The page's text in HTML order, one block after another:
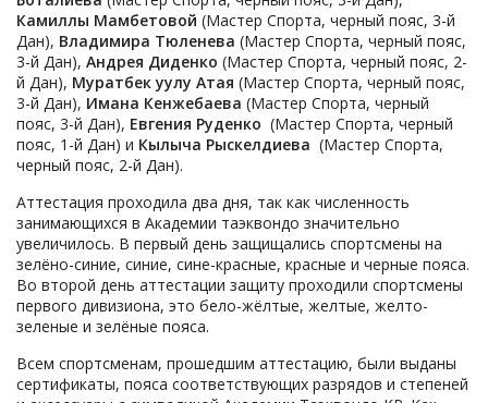
Камиллы Мамбетовой (Мастер Спорта, черный пояс, 3-й
Дан), Владимира Тюленева (Мастер Спорта, черный пояс,
3-й Дан), Андрея Диденко (Мастер Спорта, черный пояс, 2-
й Дан), Муратбек уулу Атая (Мастер Спорта, черный пояс,
3-й Дан), Имана Кенжебаева (Мастер Спорта, черный
пояс, 3-й Дан), Евгения Руденко (Мастер Спорта, черный
пояс, 1-й Дан) и Кылыча Рыскелдиева (Мастер Спорта,
черный пояс, 2-й Дан).
Аттестация проходила два дня, так как численность
занимающихся в Академии таэквондо значительно
увеличилось. В первый день защищались спортсмены на
зелёно-синие, синие, сине-красные, красные и черные пояса.
Во второй день аттестации защиту проходили спортсмены
первого дивизиона, это бело-жёлтые, желтые, желто-
зеленые и зелёные пояса.
Всем спортсменам, прошедшим аттестацию, были выданы
сертификаты, пояса соответствующих разрядов и степеней